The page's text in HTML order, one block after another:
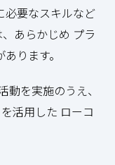
必要なスキルなど
あらかじめ プラ
ります。
動を実施のうえ、
活用した ローコ